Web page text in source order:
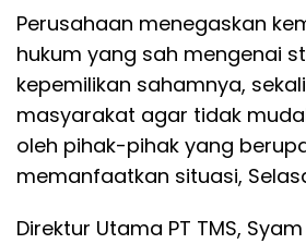
Perusahaan menegaskan
hukum yang sah mengenai
kepemilikan sahamnya,
masyarakat agar tidak
oleh pihak-pihak yang
memanfaatkan situasi,
Direktur Utama PT TMS,